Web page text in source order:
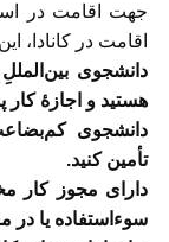
جهت اقامت در
اقامت در کانادا،
دانشجوی
هستید و اجازۀ کار
دانشجوی
تأمین کنید.
دارای مجوز کار
سوء‌استفاده یا در